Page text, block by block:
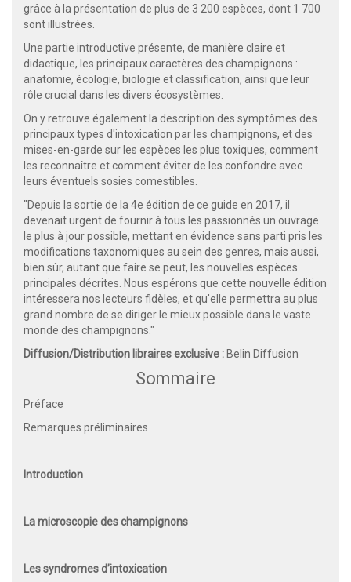
grâce à la présentation de plus de 3 200 espèces, dont 1 700
sont illustrées.
Une partie introductive présente, de manière claire et
didactique, les principaux caractères des champignons :
anatomie, écologie, biologie et classification, ainsi que leur
rôle crucial dans les divers écosystèmes.
On y retrouve également la description des symptômes des
principaux types d'intoxication par les champignons, et des
mises-en-garde sur les espèces les plus toxiques, comment
les reconnaître et comment éviter de les confondre avec
leurs éventuels sosies comestibles.
"Depuis la sortie de la 4e édition de ce guide en 2017, il
devenait urgent de fournir à tous les passionnés un ouvrage
le plus à jour possible, mettant en évidence sans parti pris les
modifications taxonomiques au sein des genres, mais aussi,
bien sûr, autant que faire se peut, les nouvelles espèces
principales décrites. Nous espérons que cette nouvelle édition
intéressera nos lecteurs fidèles, et qu'elle permettra au plus
grand nombre de se diriger le mieux possible dans le vaste
monde des champignons."
Diffusion/Distribution libraires exclusive : Belin Diffusion
Sommaire
Préface
Remarques préliminaires
Introduction
La microscopie des champignons
Les syndromes d’intoxication